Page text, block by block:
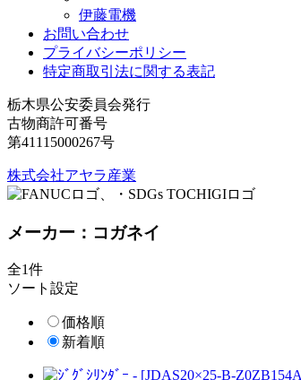
伊藤電機
お問い合わせ
プライバシーポリシー
特定商取引法に関する表記
栃木県公安委員会発行
古物商許可番号
第41115000267号
株式会社アヤラ産業
メーカー：コガネイ
全1件
ソート設定
価格順
新着順